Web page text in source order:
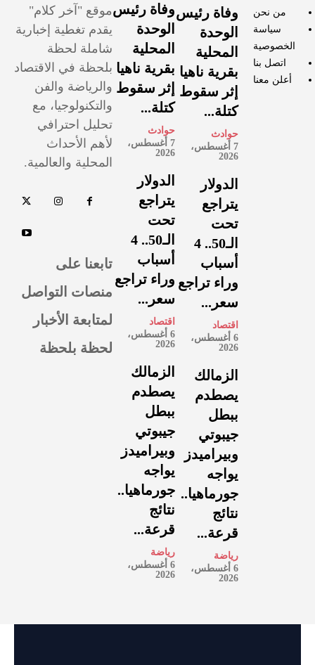
من نحن
سياسة
الخصوصية
اتصل بنا
أعلن معنا
وفاة رئيس
الوحدة
المحلية
بقرية ناهيا
إثر سقوط
كتلة...
حوادث
7 أغسطس،
2026
الدولار
يتراجع
تحت
الـ50.. 4
أسباب
وراء تراجع
سعر...
اقتصاد
6 أغسطس،
2026
الزمالك
يصطدم
ببطل
جيبوتي
وبيراميدز
يواجه
جورماهيا..
نتائج
قرعة...
رياضة
6 أغسطس،
2026
وفاة رئيس
الوحدة
المحلية
بقرية ناهيا
إثر سقوط
كتلة...
حوادث
7 أغسطس،
2026
الدولار
يتراجع
تحت
الـ50.. 4
أسباب
وراء تراجع
سعر...
اقتصاد
6 أغسطس،
2026
الزمالك
يصطدم
ببطل
جيبوتي
وبيراميدز
يواجه
جورماهيا..
نتائج
قرعة...
رياضة
6 أغسطس،
2026
موقع "آخر كلام"
يقدم تغطية إخبارية
شاملة لحظة
بلحظة في الاقتصاد
والرياضة والفن
والتكنولوجيا، مع
تحليل احترافي
لأهم الأحداث
المحلية والعالمية.
تابعنا على
منصات التواصل
لمتابعة الأخبار
لحظة بلحظة